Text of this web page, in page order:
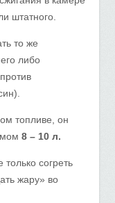
штатного.
то же
либо
топливе, он
8 – 10 л.
согреть
жару» во